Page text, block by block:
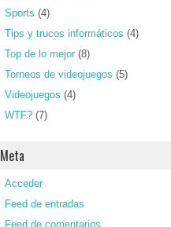
Sports (4)
Tips y trucos informáticos (4)
Top de lo mejor (8)
Torneos de videojuegos (5)
Videojuegos (4)
WTF? (7)
Meta
Acceder
Feed de entradas
Feed de comentarios